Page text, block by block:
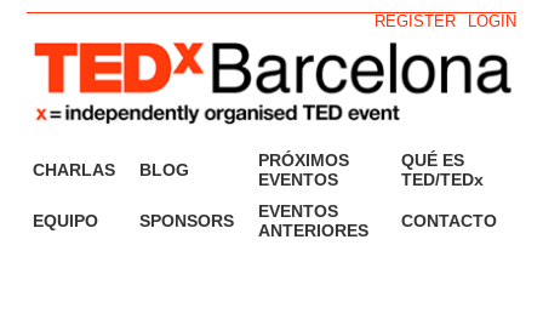
LOGIN
REGISTER
CHARLAS BLOG
PRÓXIMOS
EVENTOS
QUÉ ES
TED/TEDx
EQUIPO SPONSORS
EVENTOS
ANTERIORES
CONTACTO